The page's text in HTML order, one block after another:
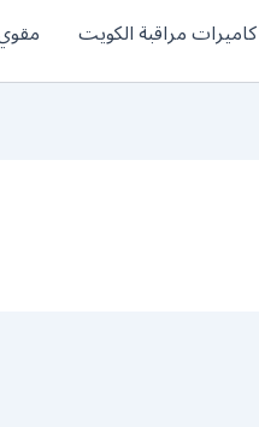
كاميرات مراقبة الكويت